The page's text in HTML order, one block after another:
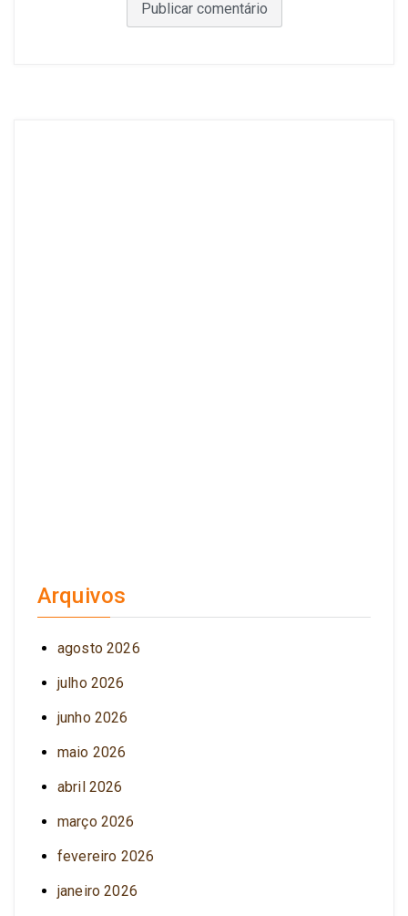
Arquivos
agosto 2026
julho 2026
junho 2026
maio 2026
abril 2026
março 2026
fevereiro 2026
janeiro 2026